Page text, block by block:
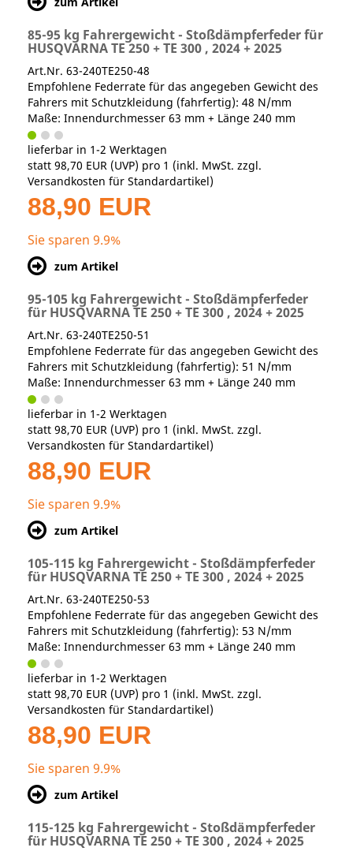
85-95 kg Fahrergewicht - Stoßdämpferfeder für
HUSQVARNA TE 250 + TE 300 , 2024 + 2025
Art.Nr. 63-240TE250-48
Empfohlene Federrate für das angegeben Gewicht des
Fahrers mit Schutzkleidung (fahrfertig): 48 N/mm
Maße: Innendurchmesser 63 mm + Länge 240 mm
lieferbar in 1-2 Werktagen
statt 98,70 EUR (UVP) pro 1 (inkl. MwSt. zzgl.
Versandkosten für Standardartikel)
88,90 EUR
Sie sparen 9.9%
zum Artikel
95-105 kg Fahrergewicht - Stoßdämpferfeder
für HUSQVARNA TE 250 + TE 300 , 2024 + 2025
Art.Nr. 63-240TE250-51
Empfohlene Federrate für das angegeben Gewicht des
Fahrers mit Schutzkleidung (fahrfertig): 51 N/mm
Maße: Innendurchmesser 63 mm + Länge 240 mm
lieferbar in 1-2 Werktagen
statt 98,70 EUR (UVP) pro 1 (inkl. MwSt. zzgl.
Versandkosten für Standardartikel)
88,90 EUR
Sie sparen 9.9%
zum Artikel
105-115 kg Fahrergewicht - Stoßdämpferfeder
für HUSQVARNA TE 250 + TE 300 , 2024 + 2025
Art.Nr. 63-240TE250-53
Empfohlene Federrate für das angegeben Gewicht des
Fahrers mit Schutzkleidung (fahrfertig): 53 N/mm
Maße: Innendurchmesser 63 mm + Länge 240 mm
lieferbar in 1-2 Werktagen
statt 98,70 EUR (UVP) pro 1 (inkl. MwSt. zzgl.
Versandkosten für Standardartikel)
88,90 EUR
Sie sparen 9.9%
zum Artikel
115-125 kg Fahrergewicht - Stoßdämpferfeder
für HUSQVARNA TE 250 + TE 300 , 2024 + 2025